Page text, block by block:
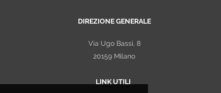
DIREZIONE GENERALE
Via Ugo Bassi, 8
20159 Milano
LINK UTILI